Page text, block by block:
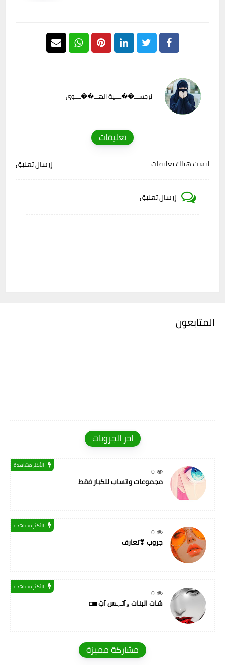
نرجســـ��ــــية الهـــ��ــــوى
تعليقات
ليست هناك تعليقات إرسال تعليق
إرسال تعليق
المتابعون
اخر الجروبات
0
الأكثر مشاهدة
مجموعات واتساب للكبار فقط
0
الأكثر مشاهدة
جروب ❣تعارف
0
الأكثر مشاهدة
شات البنات ۅآتـ,ـس آبْ ◼◻
مشاركة مميزة